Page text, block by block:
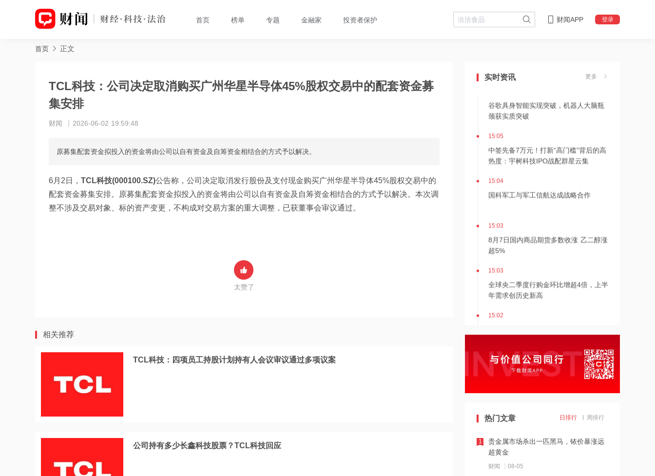
首页 榜单 专题 金融家 投资者保护 财闻APP 登录
首页 正文
TCL科技：公司决定取消购买广州华星半导体45%股权交易中的配套资金募
集安排
财闻 2026-06-02 19:59:48
原募集配套资金拟投入的资金将由公司以自有资金及自筹资金相结合的方式予以解决。
6月2日， TCL科技(000100.SZ)公告称，公司决定取消发行股份及支付现金购买广州华星半导体45%股权交易中的
配套资金募集安排。原募集配套资金拟投入的资金将由公司以自有资金及自筹资金相结合的方式予以解决。本次调
整不涉及交易对象、标的资产变更，不构成对交易方案的重大调整，已获董事会审议通过。
太赞了
相关推荐
TCL科技：四项员工持股计划持有人会议审议通过多项议案
公司持有多少长鑫科技股票？TCL科技回应
实时资讯 更多
谷歌具身智能实现突破，机器人大脑瓶
颈获实质突破
15:05
中签先备7万元！打新“高门槛”背后的高
热度：宇树科技IPO战配群星云集
15:04
国科军工与军工信航达成战略合作
15:03
8月7日国内商品期货多数收涨 乙二醇涨
超5%
15:03
全球央二季度行购金环比增超4倍，上半
年需求创历史新高
15:02
猪价拐点日益临近
15:01
国内机器人放量有望带动零部件订单高
马斯克力挺存储需求！SpaceX、特斯拉
主供应
14:57
中长期配置价值或将进一步打开
热门文章 日排行 周排行
贵金属市场杀出一匹黑马，铱价暴涨远
超黄金
财闻 08-05
1